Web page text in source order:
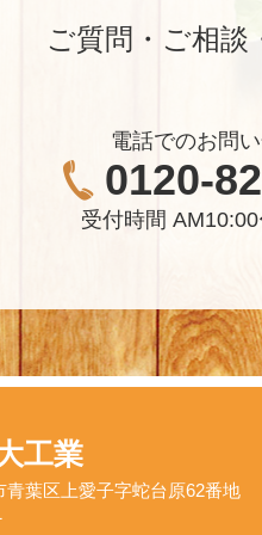
ご質問・ご相談
電話でのお問
0120-
受付時間
工業
葉区上愛子字蛇台原62番地